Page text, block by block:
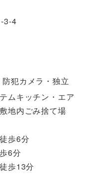
3-4
犯カメラ・独立
ムキッチン・エア
地内ごみ捨て場
歩6分
6分
歩13分